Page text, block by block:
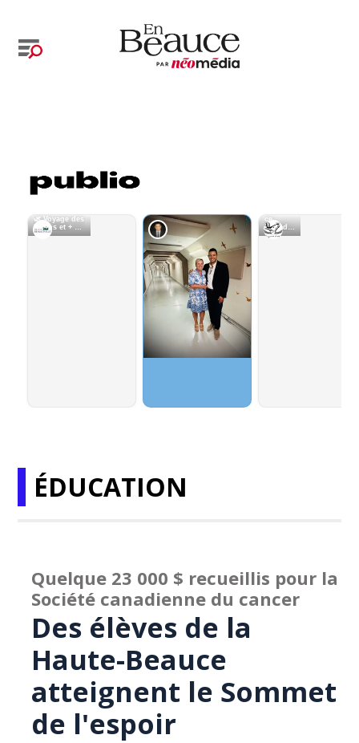
ÉDUCATION
Quelque 23 000 $ recueillis pour la
Société canadienne du cancer
Des élèves de la
Haute-Beauce
atteignent le Sommet
de l'espoir